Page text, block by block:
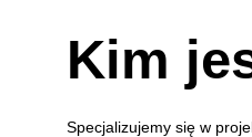
Kim
Specjalizujemy się w